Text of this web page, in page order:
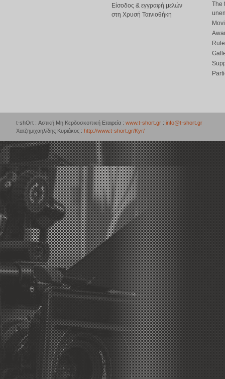
Είσοδος & εγγραφή μελών
στη Χρυσή Ταινιοθήκη
The
t-shOrt : Αστική Μη Κερδοσκοπική Εταιρεία : www.t-short.gr : info@t-short.gr
Χατζημιχαηλίδης Κυριάκος : http://www.t-short.gr/Kyr/